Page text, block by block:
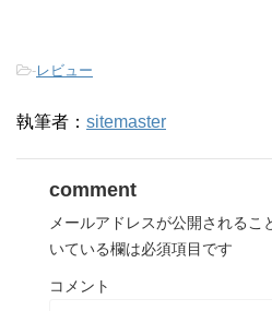
-レビュー
執筆者： sitemaster
comment
メールアドレスが公開されるこ
いている欄は必須項目です
コメント